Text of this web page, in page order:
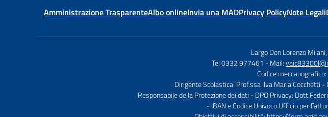
Amministrazione TrasparenteAlbo onlineInvia una MADPrivacy PolicyNote Legali
Largo Don Lorenzo
Tel 0332 977461 - Mail:
Codice
Dirigente Scolastica: Prof.ssa Ilva Maria Cocchetti -
Responsabile della Protezione dei dati - DPO Privacy:
- IBAN e Codice Univoco Ufficio per